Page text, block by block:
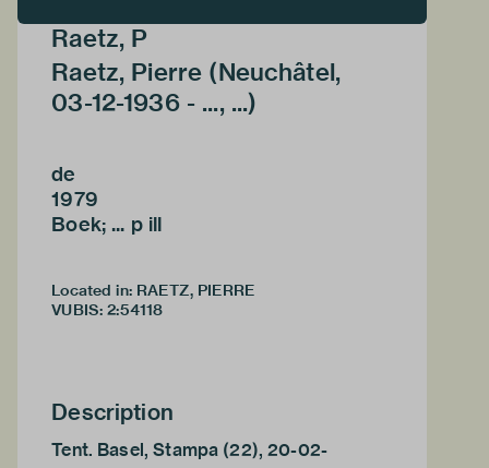
Raetz, P
Raetz, Pierre (Neuchâtel,
03-12-1936 - ..., ...)
de
1979
Boek; ... p ill
Located in: RAETZ, PIERRE
VUBIS: 2:54118
Description
Tent. Basel, Stampa (22), 20-02-